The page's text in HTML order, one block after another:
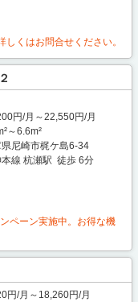
くはお問合せください。
円/月～22,550円/月
～6.6m²
尼崎市梶ケ島6-34
本線 杭瀬駅 徒歩 6分
ペーン実施中。お得な機
円/月～18,260円/月